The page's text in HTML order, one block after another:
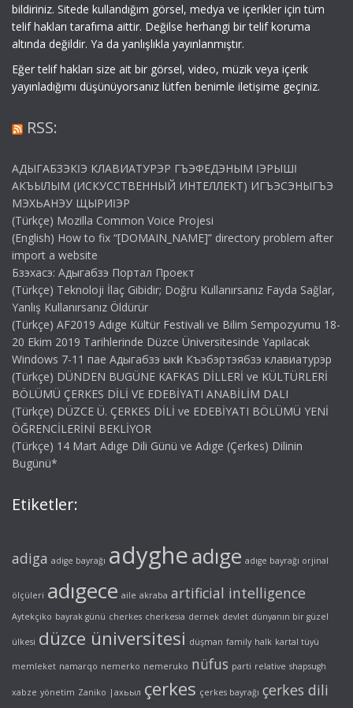
bildiriniz. Sitede kullandığım görsel, medya ve içerikler için tüm
telif hakları tarafıma aittir. Değilse herhangi bir telif koruma
altında değildir. Ya da yanlışlıkla yayınlanmıştır.
Eğer telif hakları size ait bir görsel, video, müzik veya içerik
yayınladığımı düşünüyorsanız lütfen benimle iletişime geçiniz.
RSS:
АДЫГАБЗЭКӀЭ КЛАВИАТУРЭР ГЪЭФЕДЭНЫМ ӀЭРЫШӀ
АКЪЫЛЫМ (ИСКУССТВЕННЫЙ ИНТЕЛЛЕКТ) ИГЪЭСЭНЫГЪЭ
МЭХЬАНЭУ ЩЫРИӀЭР
(Türkçe) Mozilla Common Voice Projesi
(English) How to fix “[DOMAIN_NAME]” directory problem after
import a website
Бзэхасэ: Адыгабзэ Портал Проект
(Türkçe) Teknoloji İlaç Gibidir; Doğru Kullanırsanız Fayda Sağlar,
Yanlış Kullanırsanız Öldürür
(Türkçe) AF2019 Adıge Kültür Festivali ve Bilim Sempozyumu 18-
20 Ekim 2019 Tarihlerinde Düzce Üniversitesinde Yapılacak
Windows 7-11 пае Адыгабзэ ыкӏи Къэбэртэябзэ клавиатурэр
(Türkçe) DÜNDEN BUGÜNE KAFKAS DİLLERİ ve KÜLTÜRLERİ
BÖLÜMÜ ÇERKES DİLİ VE EDEBİYATI ANABİLİM DALI
(Türkçe) DÜZCE Ü. ÇERKES DİLİ ve EDEBİYATI BÖLÜMÜ YENİ
ÖĞRENCİLERİNİ BEKLİYOR
(Türkçe) 14 Mart Adıge Dili Günü ve Adıge (Çerkes) Dilinin
Bugünü*
Etiketler:
adiga adige bayrağı adygheadıge adıge bayrağı orjinal
ölçüleri adıgece aile akraba artificial intelligence
Aytekçiko bayrak günü cherkes cherkesia dernek devlet dünyanın bir güzel
ülkesi düzce üniversitesi düşman family halk kartal tüyü
memleket namarqo nemerko nemeruko nüfus parti relative shapsugh
xabze yönetim Zaniko |ахьыл çerkes çerkes bayrağı çerkes dili